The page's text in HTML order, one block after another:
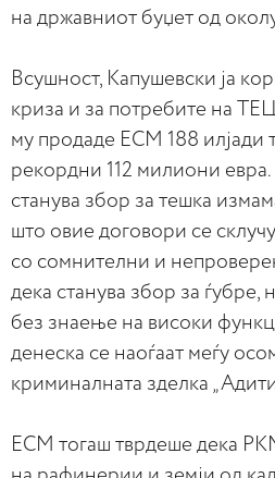
на државниот буџет од
Всушност, Капушевски ја
криза и за потребите на
му продаде ЕСМ 188 илјади
рекордни 112 милиони
станува збор за тешка
што овие договори се
со сомнителни и
дека станува збор за
без знаење на високи
денеска се наоѓаат меѓу
криминалната зделка
ЕСМ тогаш тврдеше дека